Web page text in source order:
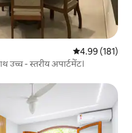
औसत रेटिंग 5 में से
4.99 (181)
- स्तरीय अपार्टमेंट।